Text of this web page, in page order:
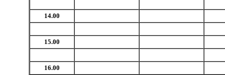
14.00
15.00
16.00